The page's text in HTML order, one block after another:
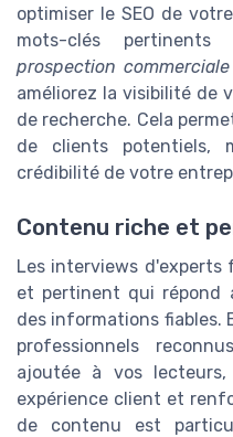
optimiser le SEO de
mots-clés
prospection commerciale
améliorez la visibilité de
de recherche. Cela
de clients potentiels,
crédibilité de votre
Contenu riche et
Les interviews
et pertinent qui répond
des informations fiables.
professionnels
ajoutée à vos
expérience client et
de contenu est